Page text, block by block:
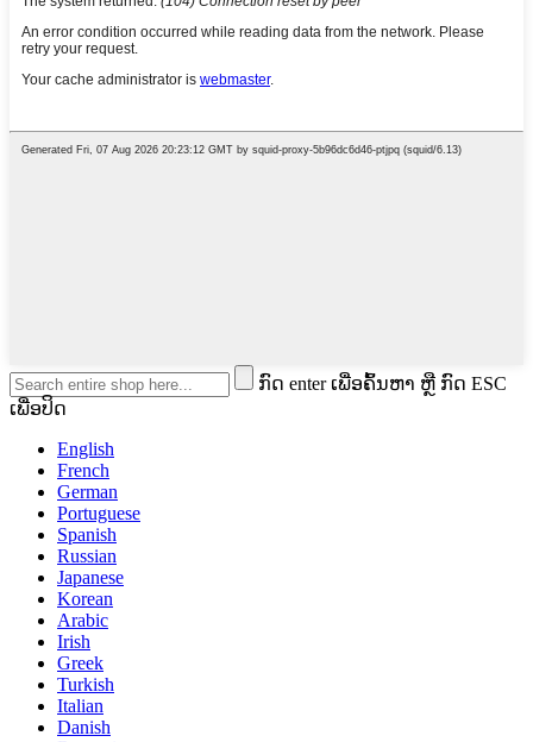
ກົດ enter ເພື່ອຄົ້ນຫາ ຫຼື ກົດ ESC
ເພື່ອປິດ
English
French
German
Portuguese
Spanish
Russian
Japanese
Korean
Arabic
Irish
Greek
Turkish
Italian
Danish